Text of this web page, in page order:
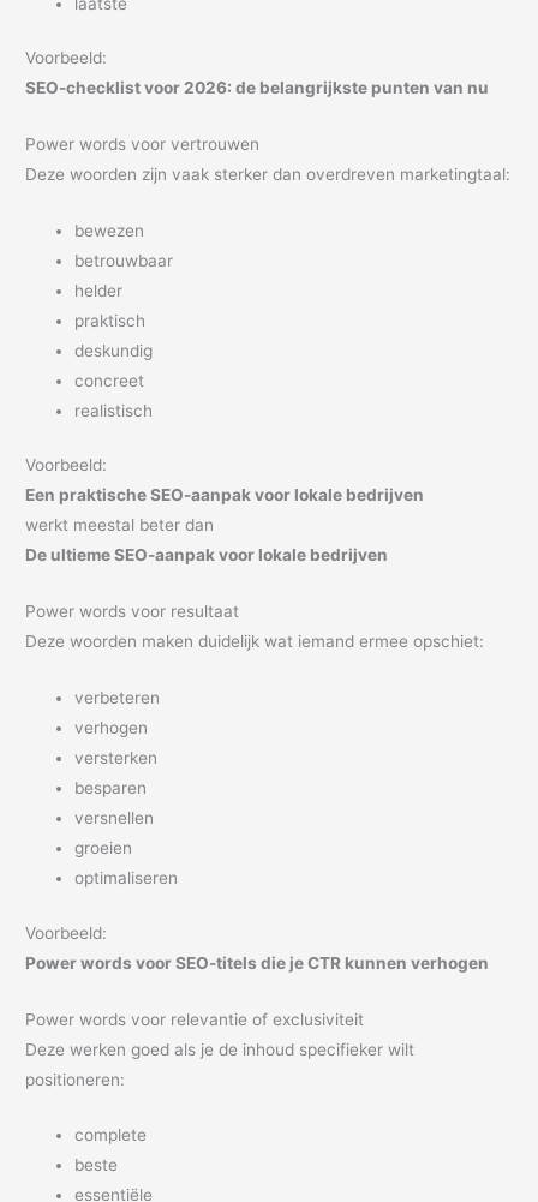
Voorbeeld:
SEO-checklist voor 2026: de belangrijkste punten van nu
Power words voor vertrouwen
Deze woorden zijn vaak sterker dan overdreven marketingtaal:
bewezen
betrouwbaar
helder
praktisch
deskundig
concreet
realistisch
Voorbeeld:
Een praktische SEO-aanpak voor lokale bedrijven
werkt meestal beter dan
De ultieme SEO-aanpak voor lokale bedrijven
Power words voor resultaat
Deze woorden maken duidelijk wat iemand ermee opschiet:
verbeteren
verhogen
versterken
besparen
versnellen
groeien
optimaliseren
Voorbeeld:
Power words voor SEO-titels die je CTR kunnen verhogen
Power words voor relevantie of exclusiviteit
Deze werken goed als je de inhoud specifieker wilt
positioneren:
complete
beste
essentiële